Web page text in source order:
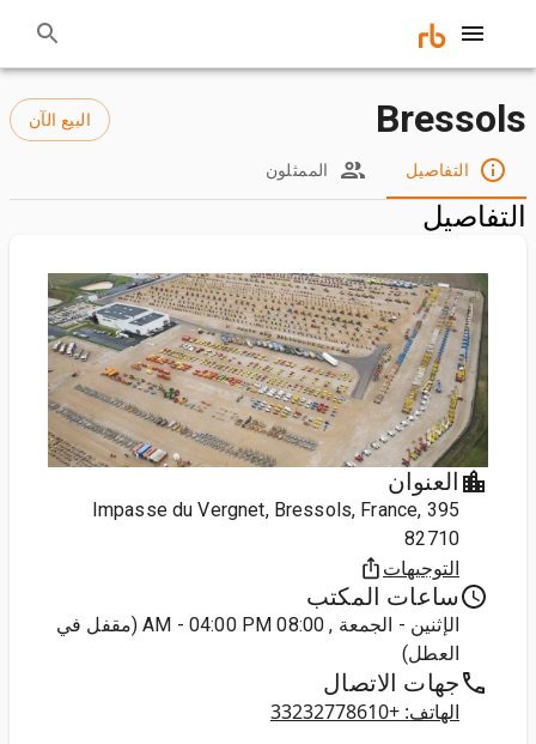
Bressols البيع الآن
التفاصيل الممثلون
التفاصيل
العنوان
395 Impasse du Vergnet, Bressols, France,
82710
التوجيهات
ساعات المكتب
الإثنين - الجمعة , 08:00 AM - 04:00 PM (مقفل في
العطل)
جهات الاتصال
الهاتف: +33232778610